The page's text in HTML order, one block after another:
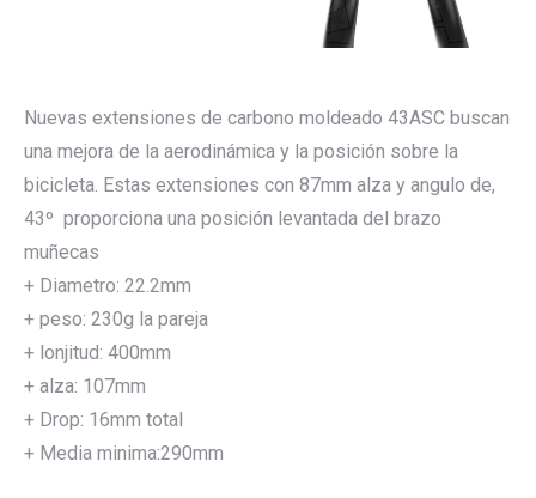
Nuevas extensiones de carbono moldeado 43ASC buscan
una mejora de la aerodinámica y la posición sobre la
bicicleta. Estas extensiones con 87mm alza y angulo de,
43º proporciona una posición levantada del brazo
muñecas
+ Diametro: 22.2mm
+ peso: 230g la pareja
+ lonjitud: 400mm
+ alza: 107mm
+ Drop: 16mm total
+ Media minima:290mm